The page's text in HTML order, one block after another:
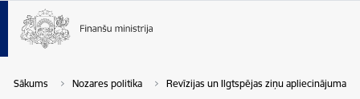
Sākums Nozares politika Revīzijas un Ilgtspējas ziņu apliecinājuma